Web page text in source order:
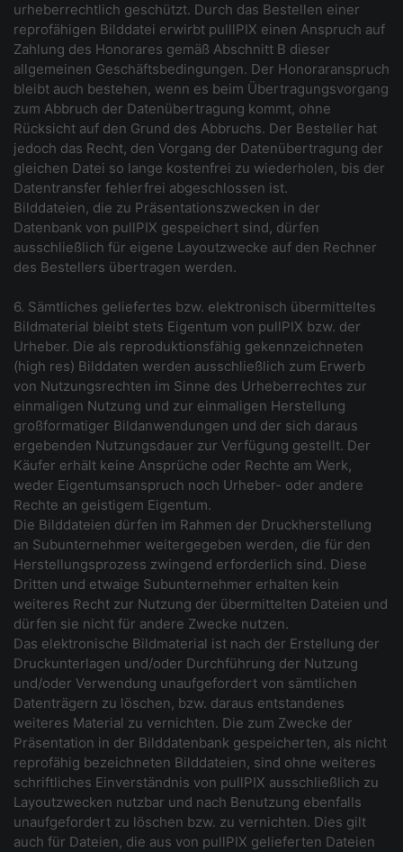
urheberrechtlich geschützt. Durch das Bestellen einer
reprofähigen Bilddatei erwirbt pulllPIX einen Anspruch auf
Zahlung des Honorares gemäß Abschnitt B dieser
allgemeinen Geschäftsbedingungen. Der Honoraranspruch
bleibt auch bestehen, wenn es beim Übertragungsvorgang
zum Abbruch der Datenübertragung kommt, ohne
Rücksicht auf den Grund des Abbruchs. Der Besteller hat
jedoch das Recht, den Vorgang der Datenübertragung der
gleichen Datei so lange kostenfrei zu wiederholen, bis der
Datentransfer fehlerfrei abgeschlossen ist.
Bilddateien, die zu Präsentationszwecken in der
Datenbank von pullPIX gespeichert sind, dürfen
ausschließlich für eigene Layoutzwecke auf den Rechner
des Bestellers übertragen werden.
6. Sämtliches geliefertes bzw. elektronisch übermitteltes
Bildmaterial bleibt stets Eigentum von pullPIX bzw. der
Urheber. Die als reproduktionsfähig gekennzeichneten
(high res) Bilddaten werden ausschließlich zum Erwerb
von Nutzungsrechten im Sinne des Urheberrechtes zur
einmaligen Nutzung und zur einmaligen Herstellung
großformatiger Bildanwendungen und der sich daraus
ergebenden Nutzungsdauer zur Verfügung gestellt. Der
Käufer erhält keine Ansprüche oder Rechte am Werk,
weder Eigentumsanspruch noch Urheber- oder andere
Rechte an geistigem Eigentum.
Die Bilddateien dürfen im Rahmen der Druckherstellung
an Subunternehmer weitergegeben werden, die für den
Herstellungsprozess zwingend erforderlich sind. Diese
Dritten und etwaige Subunternehmer erhalten kein
weiteres Recht zur Nutzung der übermittelten Dateien und
dürfen sie nicht für andere Zwecke nutzen.
Das elektronische Bildmaterial ist nach der Erstellung der
Druckunterlagen und/oder Durchführung der Nutzung
und/oder Verwendung unaufgefordert von sämtlichen
Datenträgern zu löschen, bzw. daraus entstandenes
weiteres Material zu vernichten. Die zum Zwecke der
Präsentation in der Bilddatenbank gespeicherten, als nicht
reprofähig bezeichneten Bilddateien, sind ohne weiteres
schriftliches Einverständnis von pullPIX ausschließlich zu
Layoutzwecken nutzbar und nach Benutzung ebenfalls
unaufgefordert zu löschen bzw. zu vernichten. Dies gilt
auch für Dateien, die aus von pullPIX gelieferten Dateien